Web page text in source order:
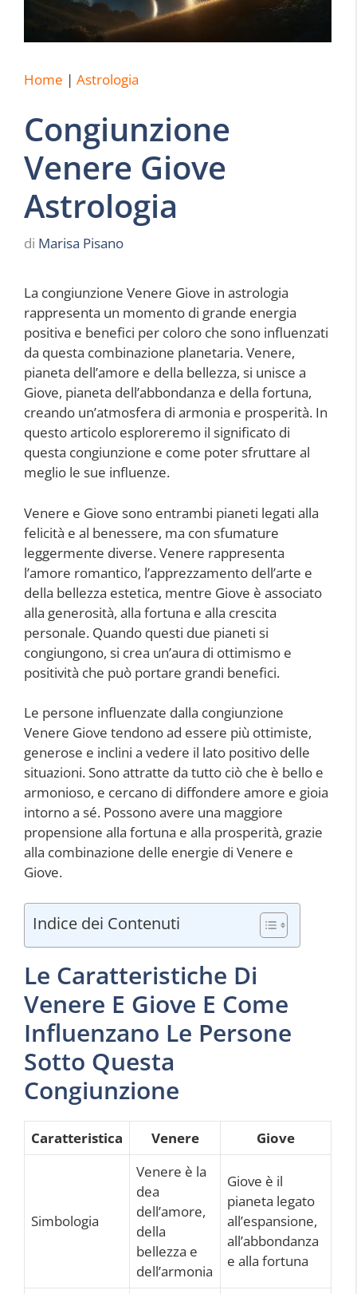
Home | Astrologia
Congiunzione
Venere Giove
Astrologia
di Marisa Pisano
La congiunzione Venere Giove in astrologia
rappresenta un momento di grande energia
positiva e benefici per coloro che sono influenzati
da questa combinazione planetaria. Venere,
pianeta dell’amore e della bellezza, si unisce a
Giove, pianeta dell’abbondanza e della fortuna,
creando un’atmosfera di armonia e prosperità. In
questo articolo esploreremo il significato di
questa congiunzione e come poter sfruttare al
meglio le sue influenze.
Venere e Giove sono entrambi pianeti legati alla
felicità e al benessere, ma con sfumature
leggermente diverse. Venere rappresenta
l’amore romantico, l’apprezzamento dell’arte e
della bellezza estetica, mentre Giove è associato
alla generosità, alla fortuna e alla crescita
personale. Quando questi due pianeti si
congiungono, si crea un’aura di ottimismo e
positività che può portare grandi benefici.
Le persone influenzate dalla congiunzione
Venere Giove tendono ad essere più ottimiste,
generose e inclini a vedere il lato positivo delle
situazioni. Sono attratte da tutto ciò che è bello e
armonioso, e cercano di diffondere amore e gioia
intorno a sé. Possono avere una maggiore
propensione alla fortuna e alla prosperità, grazie
alla combinazione delle energie di Venere e
Giove.
Indice dei Contenuti
Le Caratteristiche Di
Venere E Giove E Come
Influenzano Le Persone
Sotto Questa
Congiunzione
Caratteristica Venere Giove
Simbologia
Venere è la
dea
dell’amore,
della
bellezza e
dell’armonia
Giove è il
pianeta legato
all’espansione,
all’abbondanza
e alla fortuna